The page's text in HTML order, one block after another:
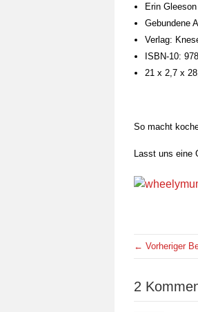
Erin Gleeson
Gebundene
Verlag:
ISBN-10:
21 x 2,7 x
So macht
Lasst uns eine
← Vorheriger
2